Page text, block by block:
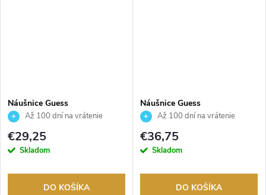
Náušnice Guess
JUBE06289JWYGT
Až 100 dní na vrátenie
tovaru. Autorizovaný predajca.
€29,25
Skladom
DO KOŠÍKA
Náušnice Guess
JUBE05462JWRHT
Až 100 dní na vrátenie
tovaru. Autorizovaný predajca.
€36,75
Skladom
DO KOŠÍKA